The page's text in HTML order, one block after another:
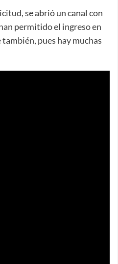
se abrió un canal con
permitido el ingreso en
también, pues hay muchas